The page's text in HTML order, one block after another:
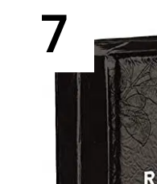
7